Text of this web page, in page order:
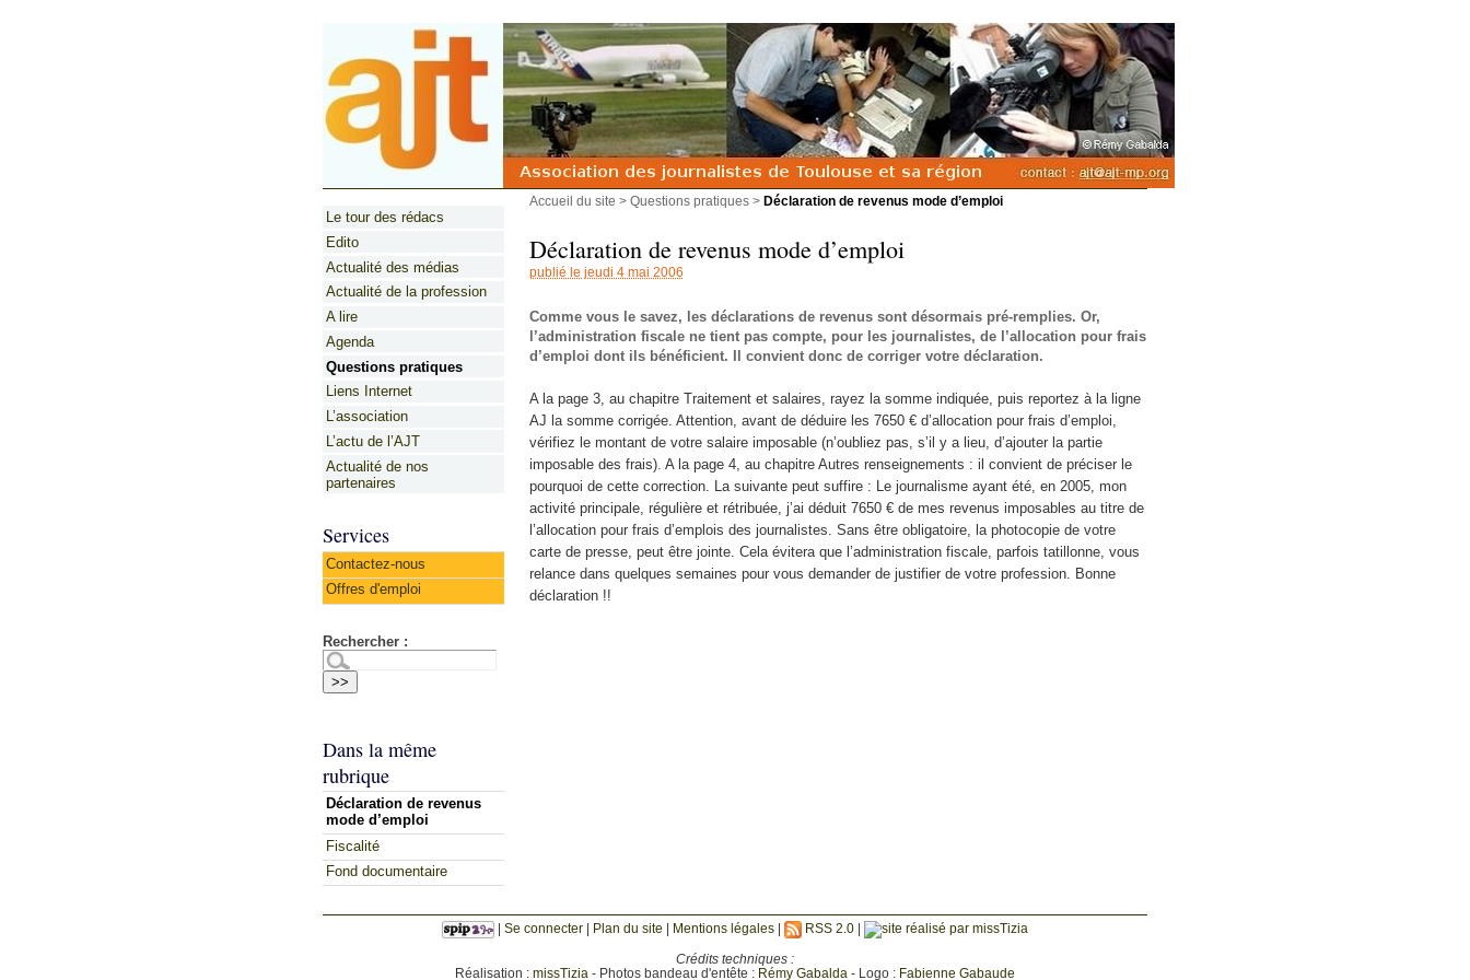
Accueil du site > Questions pratiques> Déclaration de revenus mode d’emploi
Déclaration de revenus mode d’emploi
publié le jeudi 4 mai 2006
Comme vous le savez, les déclarations de revenus sont désormais pré-remplies. Or,
l’administration fiscale ne tient pas compte, pour les journalistes, de l’allocation pour frais
d’emploi dont ils bénéficient. Il convient donc de corriger votre déclaration.
A la page 3, au chapitre Traitement et salaires, rayez la somme indiquée, puis reportez à la ligne
AJ la somme corrigée. Attention, avant de déduire les 7650 € d’allocation pour frais d’emploi,
vérifiez le montant de votre salaire imposable (n’oubliez pas, s’il y a lieu, d’ajouter la partie
imposable des frais). A la page 4, au chapitre Autres renseignements : il convient de préciser le
pourquoi de cette correction. La suivante peut suffire : Le journalisme ayant été, en 2005, mon
activité principale, régulière et rétribuée, j’ai déduit 7650 € de mes revenus imposables au titre de
l’allocation pour frais d’emplois des journalistes. Sans être obligatoire, la photocopie de votre
carte de presse, peut être jointe. Cela évitera que l’administration fiscale, parfois tatillonne, vous
relance dans quelques semaines pour vous demander de justifier de votre profession. Bonne
déclaration !!
Le tour des rédacs
Edito
Actualité des médias
Actualité de la profession
A lire
Agenda
Questions pratiques
Liens Internet
L’association
L’actu de l’AJT
Actualité de nos
partenaires
Services
Contactez-nous
Offres d'emploi
Rechercher :
Dans la même
rubrique
Déclaration de revenus
mode d’emploi
Fiscalité
Fond documentaire
Se connecter Plan du site Mentions légales RSS 2.0
Crédits techniques :
Réalisation : missTizia - Photos bandeau d'entête : Rémy Gabalda - Logo : Fabienne Gabaude